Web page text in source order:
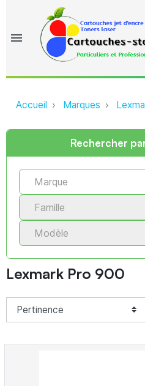
menu
Accueil Marques
Rechercher
Marque
Famille
Modèle
Lexmark Pro 900